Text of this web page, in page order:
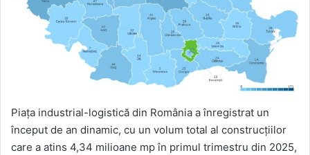
Piața industrial-logistică din România a înregistrat un
început de an dinamic, cu un volum total al construcțiilor
care a atins 4,34 milioane mp în primul trimestru din 2025,